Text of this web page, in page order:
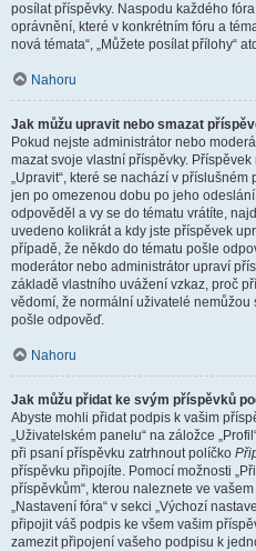
posílat příspěvky. Naspodu každého
oprávnění, které v konkrétním fóru a
nová témata“, „Můžete posílat přílohy“
Nahoru
Jak můžu upravit nebo smazat
Pokud nejste administrátor nebo
mazat svoje vlastní příspěvky.
„Upravit“, které se nachází v
jen po omezenou dobu po jeho
odpověděl a vy se do tématu vrátíte,
uvedeno kolikrát a kdy jste příspěvek
případě, že někdo do tématu pošle
moderátor nebo administrátor upraví
základě vlastního uvážení vzkaz, proč
vědomí, že normální uživatelé
pošle odpověď.
Nahoru
Jak můžu přidat ke svým příspěvků
Abyste mohli přidat podpis k vašim
„Uživatelském panelu“ na záložce
při psaní příspěvku zatrhnout políčko
příspěvku připojíte. Pomocí možnosti
příspěvkům“, kterou naleznete ve
„Nastavení fóra“ v sekci „Výchozí
připojit váš podpis ke všem vašim
zamezit připojení vašeho podpisu k